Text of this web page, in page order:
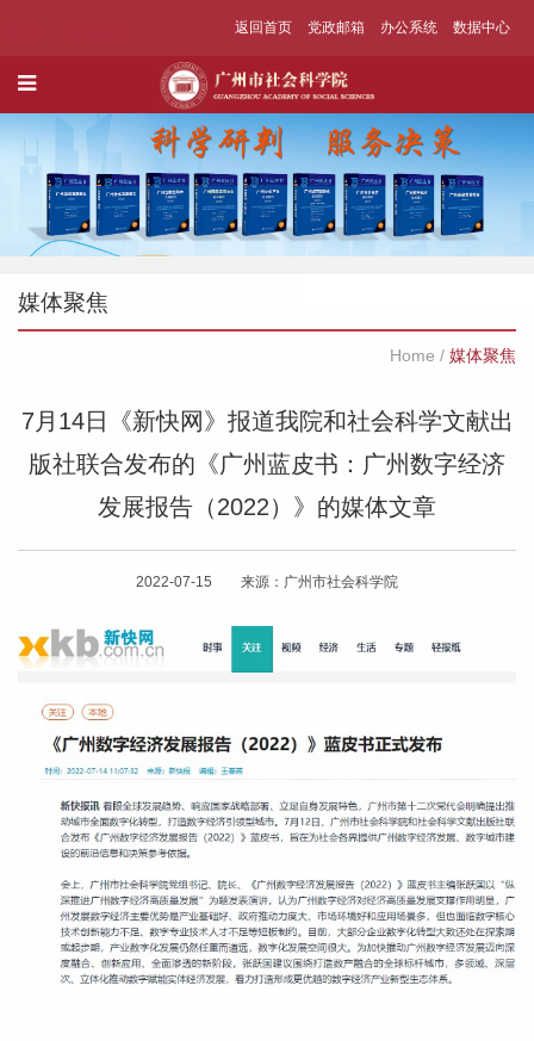
返回首页 党政邮箱 办公系统 数据中心
媒体聚焦
Home / 媒体聚焦
7月14日《新快网》报道我院和社会科学文献出
版社联合发布的《广州蓝皮书：广州数字经济
发展报告（2022）》的媒体文章
2022-07-15 来源：广州市社会科学院